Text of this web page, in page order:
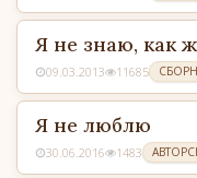
Я не знаю, как
09.03.2013 11685
Я не люблю
30.06.2016 1483